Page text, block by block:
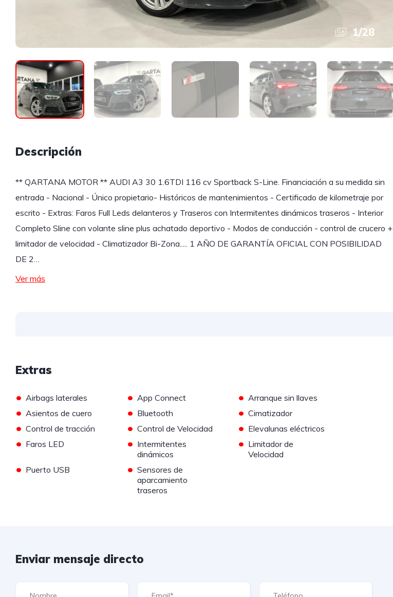
1/28
Descripción
** QARTANA MOTOR ** AUDI A3 30 1.6TDI 116 cv Sportback S-Line. Financiación a su medida sin
entrada - Nacional - Único propietario- Históricos de mantenimientos - Certificado de kilometraje por
escrito - Extras: Faros Full Leds delanteros y Traseros con Intermitentes dinámicos traseros - Interior
Completo Sline con volante sline plus achatado deportivo - Modos de conducción - control de crucero +
limitador de velocidad - Climatizador Bi-Zona..... 1 AÑO DE GARANTÍA OFICIAL CON POSIBILIDAD
DE 2…
Ver más
Extras
• Airbags laterales • App Connect • Arranque sin llaves
• Asientos de cuero • Bluetooth • Cimatizador
• Control de tracción • Control de Velocidad • Elevalunas eléctricos
• Faros LED • Intermitentes
dinámicos
• Limitador de
Velocidad
• Puerto USB • Sensores de
aparcamiento
traseros
Enviar mensaje directo